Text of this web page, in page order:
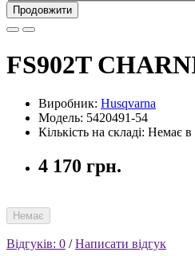
Продовжити
FS902T
Виробник: Husqvarna
Модель: 5420491-54
Кількість на складі: Немає в
4 170 грн.
Немає
Відгуків: 0 /Написати відгук